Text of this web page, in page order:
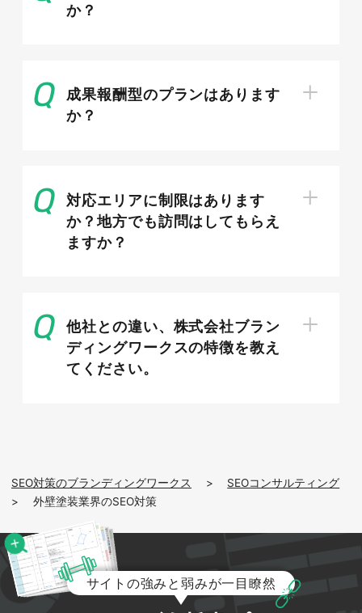
成果を左右するキーワード戦略
キーワード戦略はSEOの成否を決める最重要工程
です。誰に何を届けるかを定め、検索意図に合致
外壁塗装で狙うべき軸は「地域名×外壁塗装」で
す。「外壁塗装」単体は競合が激しく上位表示は
することで、商圏内の検索を網羅的に取り込む設
計が理想です。
か？
成果報酬型のプランはあります
か？
対応エリアに制限はあります
か？地方でも訪問はしてもらえ
ますか？
他社との違い、株式会社ブラン
ディングワークスの特徴を教え
てください。
SEO対策のブランディングワークス >
SEOコンサルティング
>
外壁塗装業界のSEO対策
サイトの強みと弱みが一目瞭然